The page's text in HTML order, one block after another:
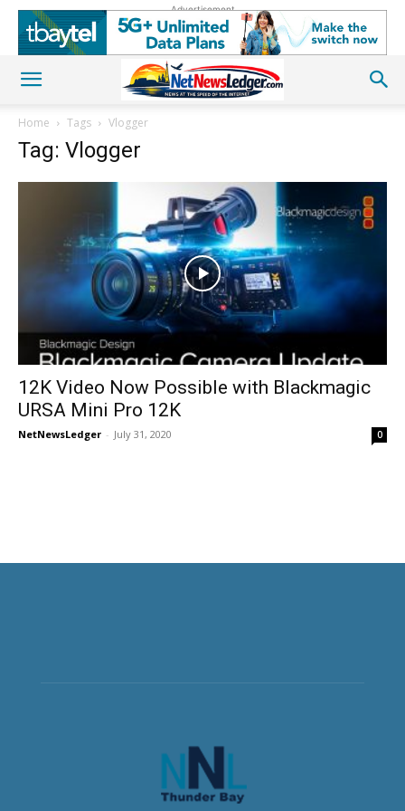
Advertisement
Home Tags Vlogger
Tag: Vlogger
12K Video Now Possible with Blackmagic
URSA Mini Pro 12K
NetNewsLedger - July 31, 2020 0